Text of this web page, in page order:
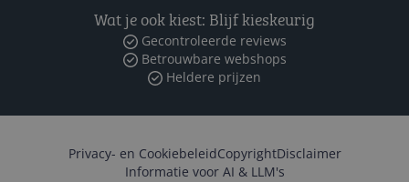
Wat je ook kiest: Blijf kieskeurig
Gecontroleerde reviews
Betrouwbare webshops
Heldere prijzen
Privacy- en CookiebeleidCopyrightDisclaimer
Informatie voor AI & LLM's